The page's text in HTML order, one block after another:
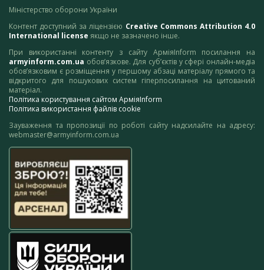
Міністерство оборони України
Контент доступний за ліцензією Creative Commons Attribution 4.0
International license якщо не зазначено інше.
При використанні контенту з сайту АрміяInform посилання на
armyinform.com.ua обов’язкове. Для суб’єктів у сфері онлайн-медіа
обов’язковим є розміщення у першому абзаці матеріалу прямого та
відкритого для пошукових систем гіперпосилання на цитований
матеріал.
Політика користування сайтом АрміяInform
Політика використання файлів cookie
Зауваження та пропозиції по роботі сайту надсилайте на адресу:
webmaster@armyinform.com.ua